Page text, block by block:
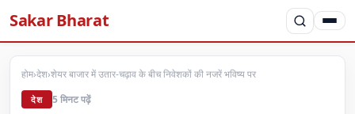
Sakar Bharat
होम›देश›शेयर बाजार में उतार-चढ़ाव के बीच निवेशकों की नजरें भविष्य पर
देश 5 मिनट पढ़ें